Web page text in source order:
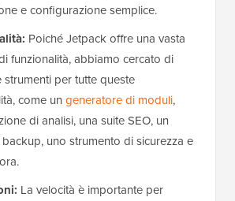
e configurazione semplice.
Poiché Jetpack offre una vasta
funzionalità, abbiamo cercato di
strumenti per tutte queste
come un generatore di moduli,
di analisi, una suite SEO, un
uno strumento di sicurezza e
La velocità è importante per